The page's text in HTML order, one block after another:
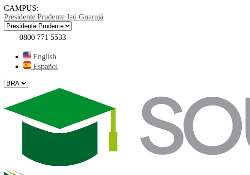
CAMPUS:
Presidente Prudente Jaú Guarujá
0800 771 5533
English
Español